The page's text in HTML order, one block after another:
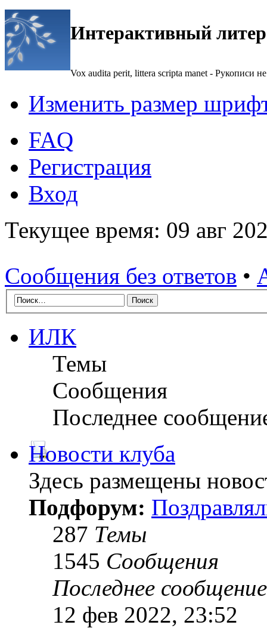
Интерактивный
Vox audita perit, littera scripta manet - Рукописи не
Изменить размер
FAQ
Регистрация
Вход
Текущее время: 09 авг
Сообщения без ответов •
ИЛК
Темы
Сообщения
Последнее
Новости клуба
Здесь размещены
Подфорум:
287 Темы
1545 Сообщения
Последнее сообщение
12 фев 2022, 23:52